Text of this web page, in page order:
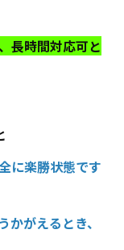
長時間対応可と
に楽勝状態です
がえるとき、